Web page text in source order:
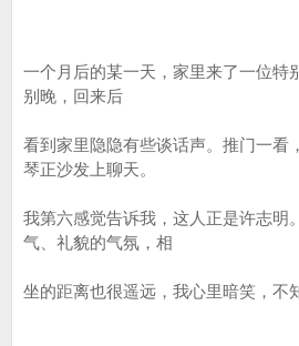
一个月后的某一天，家里来了一位特
别晚，回来后
看到家里隐隐有些谈话声。推门一看
琴正沙发上聊天。
我第六感觉告诉我，这人正是许志明
气、礼貌的气氛，相
坐的距离也很遥远，我心里暗笑，不